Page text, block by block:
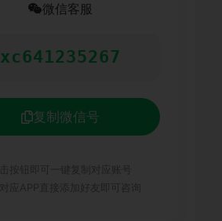
微信客服
xc641235267
复制微信号